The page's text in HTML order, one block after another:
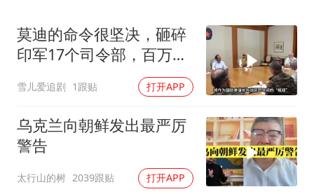
存款市场为何两极分化
云南一男子胃中取出180颗铁钉
以军士兵把枪口对准中国记者
莫迪的命令很坚决，砸碎
印军17个司令部，百万印
雪儿爱追剧 1跟贴 打开APP
乌克兰向朝鲜发出最严厉
警告
太行山的树 2039跟贴 打开APP